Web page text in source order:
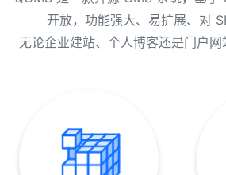
开放，功能强大、易扩展、对
无论企业建站、个人博客还是门户网